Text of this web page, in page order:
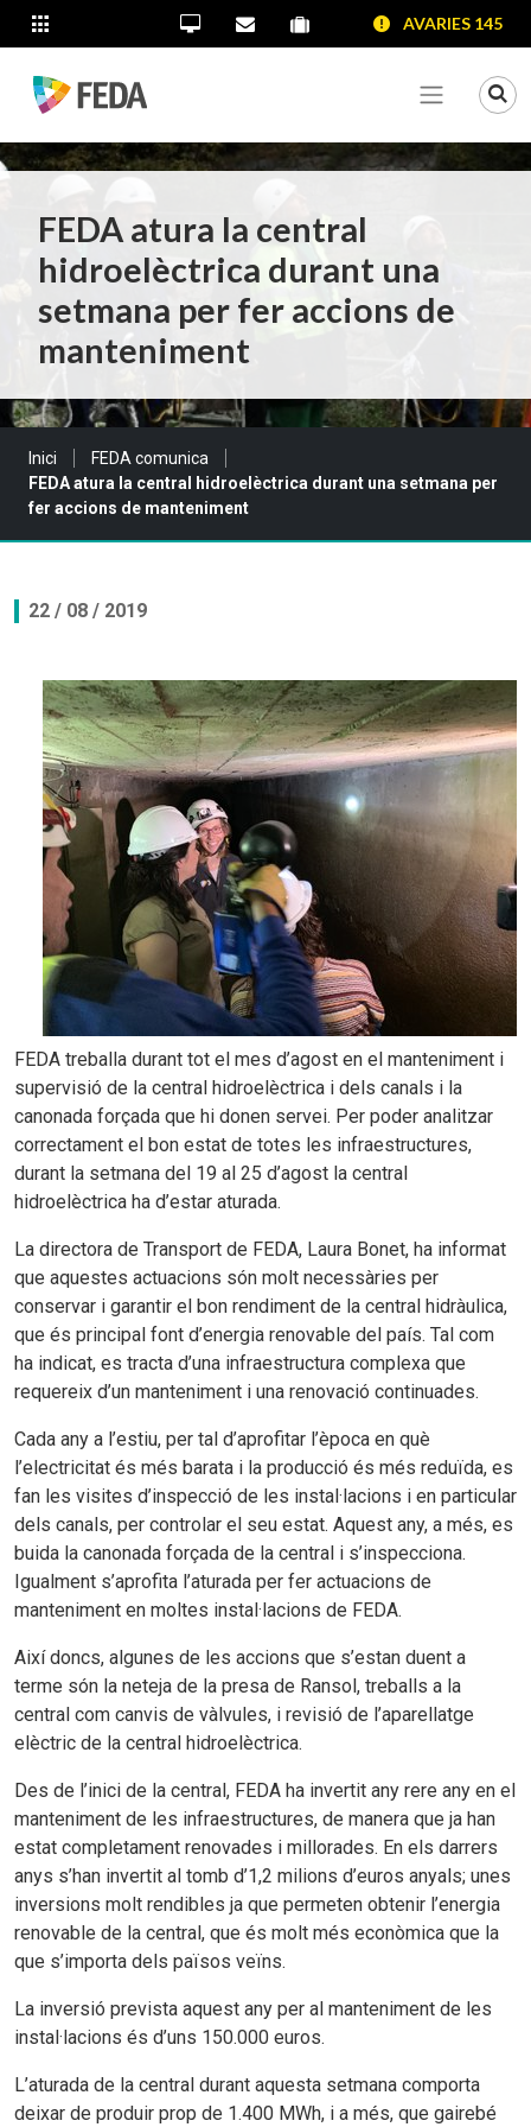
SALTAR AL CONTINGUT
SALTAR A LA NAVEGACIÓ
SALTAR A LA INFORMACIÓ DE CONTACTE
ALTRES LLOCS WEBOficina Virtual
Contacta'nsPortal proveïdors
Portal de transparència
AVARIES 145
Veure
FEDA atura la central
hidroelèctrica durant una
setmana per fer accions de
manteniment
Sou a:
Inici
FEDA comunica
FEDA atura la central hidroelèctrica durant una setmana per
fer accions de manteniment
22 / 08 / 2019
FEDA treballa durant tot el mes d’agost en el manteniment i
supervisió de la central hidroelèctrica i dels canals i la
canonada forçada que hi donen servei. Per poder analitzar
correctament el bon estat de totes les infraestructures,
durant la setmana del 19 al 25 d’agost la central
hidroelèctrica ha d’estar aturada.
La directora de Transport de FEDA, Laura Bonet, ha informat
que aquestes actuacions són molt necessàries per
conservar i garantir el bon rendiment de la central hidràulica,
que és principal font d’energia renovable del país. Tal com
ha indicat, es tracta d’una infraestructura complexa que
requereix d’un manteniment i una renovació continuades.
Cada any a l’estiu, per tal d’aprofitar l’època en què
l’electricitat és més barata i la producció és més reduïda, es
fan les visites d’inspecció de les instal·lacions i en particular
dels canals, per controlar el seu estat. Aquest any, a més, es
buida la canonada forçada de la central i s’inspecciona.
Igualment s’aprofita l’aturada per fer actuacions de
manteniment en moltes instal·lacions de FEDA.
Així doncs, algunes de les accions que s’estan duent a
terme són la neteja de la presa de Ransol, treballs a la
central com canvis de vàlvules, i revisió de l’aparellatge
elèctric de la central hidroelèctrica.
Des de l’inici de la central, FEDA ha invertit any rere any en el
manteniment de les infraestructures, de manera que ja han
estat completament renovades i millorades. En els darrers
anys s’han invertit al tomb d’1,2 milions d’euros anyals; unes
inversions molt rendibles ja que permeten obtenir l’energia
renovable de la central, que és molt més econòmica que la
que s’importa dels països veïns.
La inversió prevista aquest any per al manteniment de les
instal·lacions és d’uns 150.000 euros.
L’aturada de la central durant aquesta setmana comporta
deixar de produir prop de 1.400 MWh, i a més, que gairebé